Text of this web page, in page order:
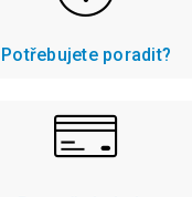
Potřebujete poradit?